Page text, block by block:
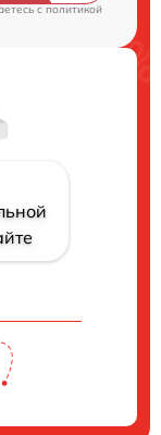
cполитикой